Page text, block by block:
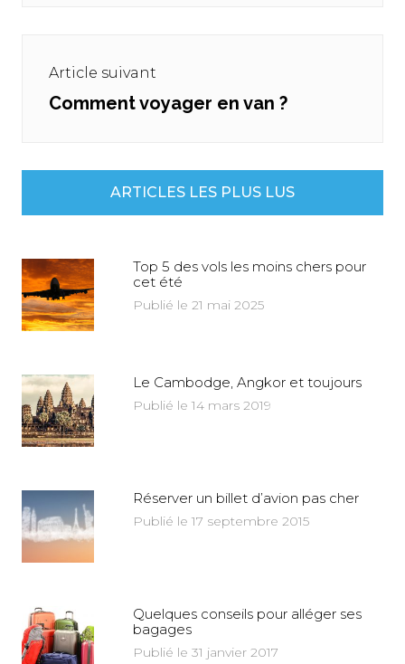
Article suivant
Next
Comment voyager en van ?
ARTICLES LES PLUS LUS
Top 5 des vols les moins chers pour
cet été
Publié le 21 mai 2025
Le Cambodge, Angkor et toujours
Publié le 14 mars 2019
Réserver un billet d’avion pas cher
Publié le 17 septembre 2015
Quelques conseils pour alléger ses
bagages
Publié le 31 janvier 2017